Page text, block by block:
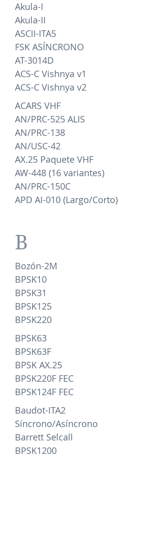
Akula-I
Akula-II
ASCII-ITA5
FSK ASÍNCRONO
AT-3014D
ACS-C Vishnya v1
ACS-C Vishnya v2
ACARS VHF
AN/PRC-525 ALIS
AN/PRC-138
AN/USC-42
AX.25 Paquete VHF
AW-448 (16 variantes)
AN/PRC-150C
APD AI-010 (Largo/Corto)
B
Bozón-2M
BPSK10
BPSK31
BPSK125
BPSK220
BPSK63
BPSK63F
BPSK AX.25
BPSK220F FEC
BPSK124F FEC
Baudot-ITA2
Síncrono/Asíncrono
Barrett Selcall
BPSK1200